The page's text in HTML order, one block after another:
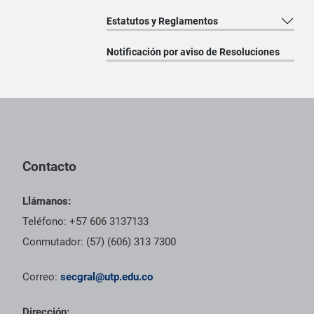
Estatutos y Reglamentos
Notificación por aviso de Resoluciones
Contacto
Llámanos:
Teléfono: +57 606 3137133
Conmutador: (57) (606) 313 7300
Correo: secgral@utp.edu.co